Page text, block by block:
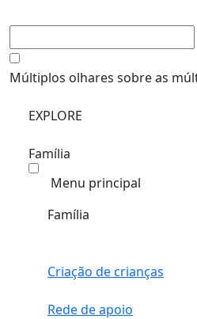
Múltiplos olhares sobre as
EXPLORE
Família
Menu principal
Família
Criação de crianças
Rede de apoio